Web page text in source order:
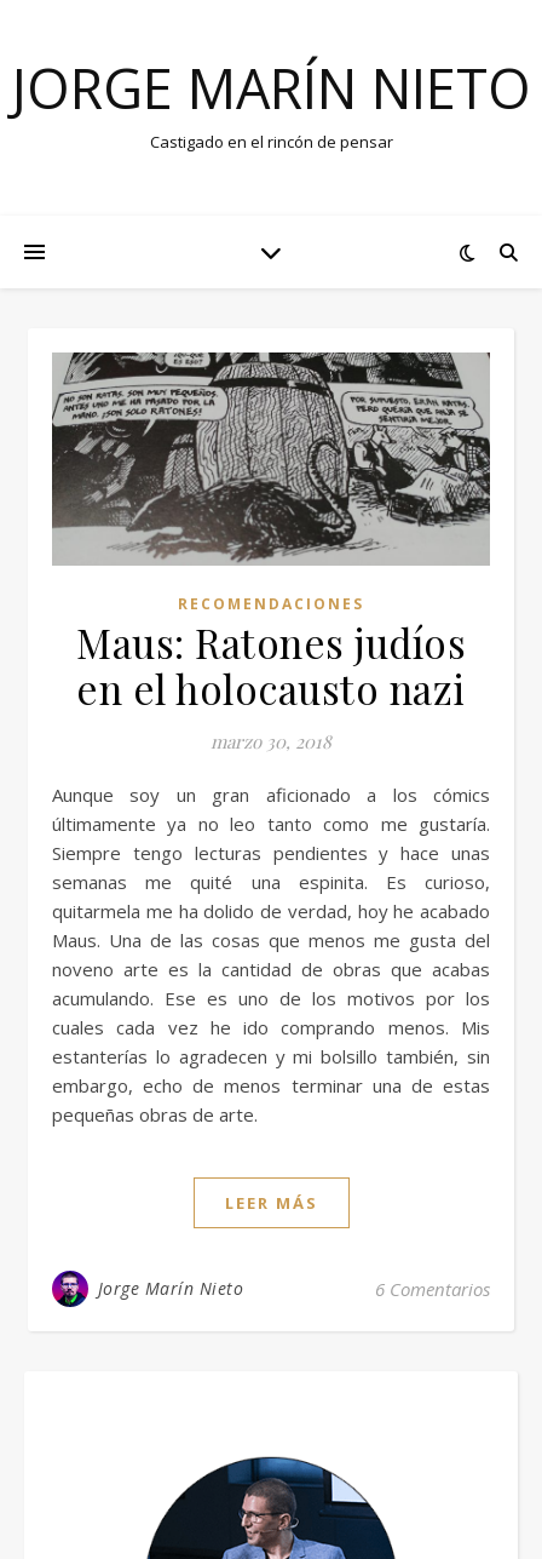
JORGE MARÍN NIETO
Castigado en el rincón de pensar
RECOMENDACIONES
Maus: Ratones judíos
en el holocausto nazi
marzo 30, 2018
Aunque soy un gran aficionado a los cómics
últimamente ya no leo tanto como me gustaría.
Siempre tengo lecturas pendientes y hace unas
semanas me quité una espinita. Es curioso,
quitarmela me ha dolido de verdad, hoy he acabado
Maus. Una de las cosas que menos me gusta del
noveno arte es la cantidad de obras que acabas
acumulando. Ese es uno de los motivos por los
cuales cada vez he ido comprando menos. Mis
estanterías lo agradecen y mi bolsillo también, sin
embargo, echo de menos terminar una de estas
pequeñas obras de arte.
LEER MÁS
Jorge Marín Nieto 6 Comentarios